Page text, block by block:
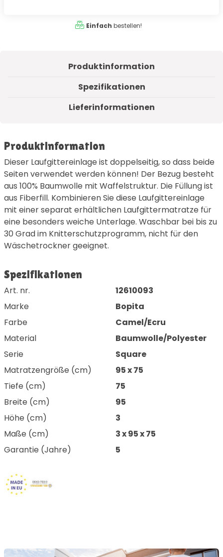
Einfach bestellen!
Produktinformation
Spezifikationen
Lieferinformationen
Produktinformation
Dieser Laufgittereinlage ist doppelseitig, so dass beide
Seiten verwendet werden können! Der Bezug besteht
aus 100% Baumwolle mit Waffelstruktur. Die Füllung ist
aus Fiberfill. Kombinieren Sie diese Laufgittereinlage
mit einer separat erhältlichen Laufgittermatratze für
eine besonders weiche Unterlage. Waschbar bei bis zu
30 Grad im Knitterschutzprogramm, nicht für den
Wäschetrockner geeignet.
Spezifikationen
Art. nr.
12610093
Marke
Bopita
Farbe
Camel/Ecru
Material
Baumwolle/Polyester
Serie
Square
Matratzengröße (cm)
95 x 75
Tiefe (cm)
75
Breite (cm)
95
Höhe (cm)
3
Maße (cm)
3 x 95 x 75
Garantie (Jahre)
5